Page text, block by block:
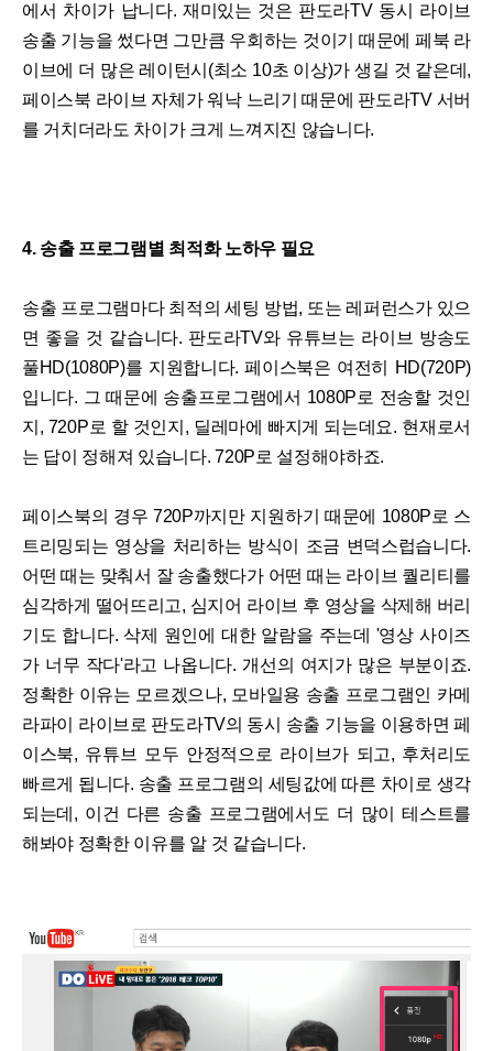
에서 차이가 납니다. 재미있는 것은 판도라TV 동시 라이브
송출 기능을 썼다면 그만큼 우회하는 것이기 때문에 페북 라
이브에 더 많은 레이턴시(최소 10초 이상)가 생길 것 같은데,
페이스북 라이브 자체가 워낙 느리기 때문에 판도라TV 서버
를 거치더라도 차이가 크게 느껴지진 않습니다.
4. 송출 프로그램별 최적화 노하우 필요
송출 프로그램마다 최적의 세팅 방법, 또는 레퍼런스가 있으
면 좋을 것 같습니다. 판도라TV와 유튜브는 라이브 방송도
풀HD(1080P)를 지원합니다. 페이스북은 여전히 HD(720P)
입니다. 그 때문에 송출프로그램에서 1080P로 전송할 것인
지, 720P로 할 것인지, 딜레마에 빠지게 되는데요. 현재로서
는 답이 정해져 있습니다. 720P로 설정해야하죠.
페이스북의 경우 720P까지만 지원하기 때문에 1080P로 스
트리밍되는 영상을 처리하는 방식이 조금 변덕스럽습니다.
어떤 때는 맞춰서 잘 송출했다가 어떤 때는 라이브 퀄리티를
심각하게 떨어뜨리고, 심지어 라이브 후 영상을 삭제해 버리
기도 합니다. 삭제 원인에 대한 알람을 주는데 '영상 사이즈
가 너무 작다'라고 나옵니다. 개선의 여지가 많은 부분이죠.
정확한 이유는 모르겠으나, 모바일용 송출 프로그램인 카메
라파이 라이브로 판도라TV의 동시 송출 기능을 이용하면 페
이스북, 유튜브 모두 안정적으로 라이브가 되고, 후처리도
빠르게 됩니다. 송출 프로그램의 세팅값에 따른 차이로 생각
되는데, 이건 다른 송출 프로그램에서도 더 많이 테스트를
해봐야 정확한 이유를 알 것 같습니다.